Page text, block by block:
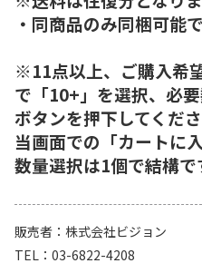
・同商品のみ同梱可能で
※11点以上、ご購入希
で「10+」を選択、必
ボタンを押下してくださ
当画面での「カートに
数量選択は1個で結構で
販売者
株式会社ビジョン
TEL
03-6822-4208